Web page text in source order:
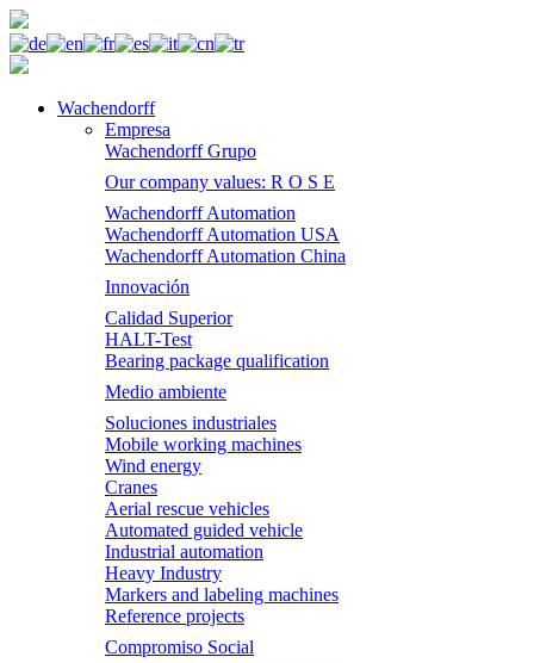
Wachendorff
Empresa
Wachendorff Grupo
Our company values: R O S E
Wachendorff Automation
Wachendorff Automation USA
Wachendorff Automation China
Innovación
Calidad Superior
HALT-Test
Bearing package qualification
Medio ambiente
Soluciones industriales
Mobile working machines
Wind energy
Cranes
Aerial rescue vehicles
Automated guided vehicle
Industrial automation
Heavy Industry
Markers and labeling machines
Reference projects
Compromiso Social